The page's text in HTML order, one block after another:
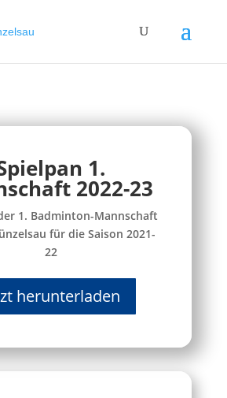
1.
2022-23
1. Badminton-Mannschaft
für die Saison 2021-
22
herunterladen